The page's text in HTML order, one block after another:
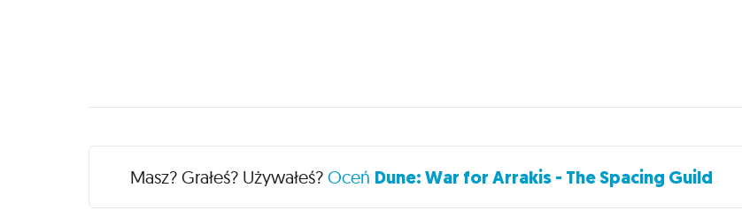
Recenzje
Masz? Grałeś? Używałeś?Oceń Dune: War for Arrakis - The Spacing Guild